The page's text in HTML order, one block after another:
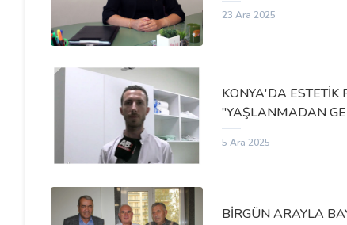
23 Ara 2025
KONYA'DA ESTETİK
"YAŞLANMADAN
5 Ara 2025
BİRGÜN ARAYLA